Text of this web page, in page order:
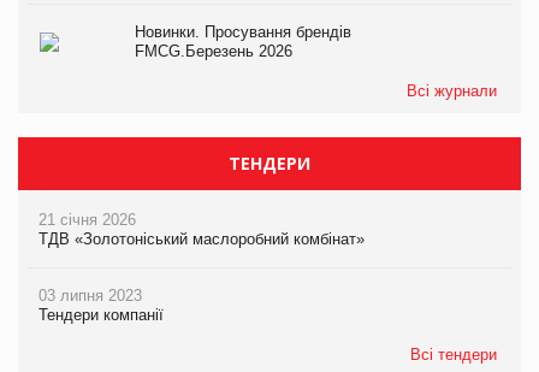
Новинки. Просування брендів
FMCG.Березень 2026
Всі журнали
ТЕНДЕРИ
21 січня 2026
ТДВ «Золотоніський маслоробний комбінат»
03 липня 2023
Тендери компанії
Всі тендери